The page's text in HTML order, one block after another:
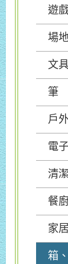
遊
場
文
筆
戶
電
清
餐
家
箱